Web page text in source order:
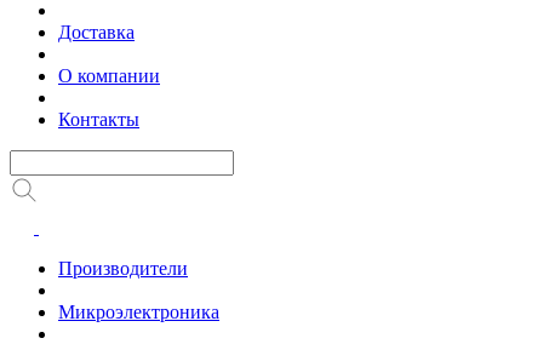
Доставка
О компании
Контакты
Производители
Микроэлектроника